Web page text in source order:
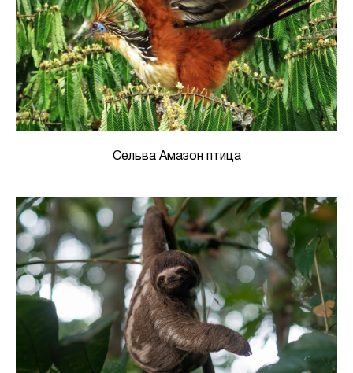
Сельва Амазон птица